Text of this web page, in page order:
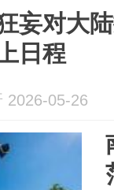
妄对大
日程
2026-05-26